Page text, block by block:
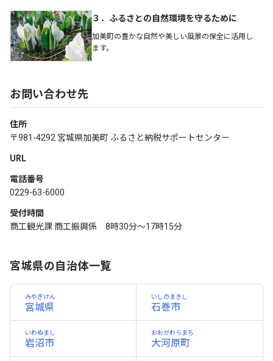
３．ふるさとの自然環境を守るために
加美町の豊かな自然や美しい風景の保全に活用し
ます。
お問い合わせ先
住所
〒981-4292 宮城県加美町 ふるさと納税サポートセンター
URL
電話番号
0229-63-6000
受付時間
商工観光課 商工振興係 8時30分～17時15分
宮城県の自治体一覧
宮城県
みやぎけん
石巻市
いしのまきし
岩沼市
いわぬまし
大河原町
おおがわらまち